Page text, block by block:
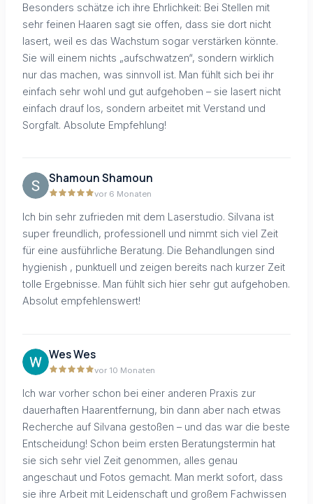
Besonders schätze ich ihre Ehrlichkeit: Bei Stellen mit
sehr feinen Haaren sagt sie offen, dass sie dort nicht
lasert, weil es das Wachstum sogar verstärken könnte.
Sie will einem nichts „aufschwatzen“, sondern wirklich
nur das machen, was sinnvoll ist. Man fühlt sich bei ihr
einfach sehr wohl und gut aufgehoben – sie lasert nicht
einfach drauf los, sondern arbeitet mit Verstand und
Sorgfalt. Absolute Empfehlung!
Shamoun Shamoun
vor 6 Monaten
Ich bin sehr zufrieden mit dem Laserstudio. Silvana ist
super freundlich, professionell und nimmt sich viel Zeit
für eine ausführliche Beratung. Die Behandlungen sind
hygienish , punktuell und zeigen bereits nach kurzer Zeit
tolle Ergebnisse. Man fühlt sich hier sehr gut aufgehoben.
Absolut empfehlenswert!
Wes Wes
vor 10 Monaten
Ich war vorher schon bei einer anderen Praxis zur
dauerhaften Haarentfernung, bin dann aber nach etwas
Recherche auf Silvana gestoßen – und das war die beste
Entscheidung! Schon beim ersten Beratungstermin hat
sie sich sehr viel Zeit genommen, alles genau
angeschaut und Fotos gemacht. Man merkt sofort, dass
sie ihre Arbeit mit Leidenschaft und großem Fachwissen